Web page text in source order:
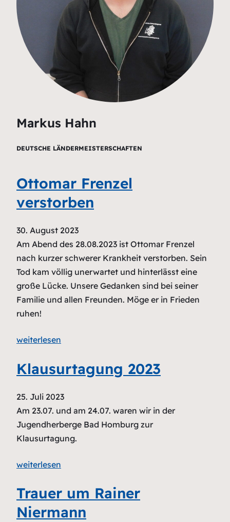
Markus Hahn
DEUTSCHE LÄNDERMEISTERSCHAFTEN
Ottomar Frenzel
verstorben
30. August 2023
Am Abend des 28.08.2023 ist Ottomar Frenzel
nach kurzer schwerer Krankheit verstorben. Sein
Tod kam völlig unerwartet und hinterlässt eine
große Lücke. Unsere Gedanken sind bei seiner
Familie und allen Freunden. Möge er in Frieden
ruhen!
weiterlesen
Klausurtagung 2023
25. Juli 2023
Am 23.07. und am 24.07. waren wir in der
Jugendherberge Bad Homburg zur
Klausurtagung.
weiterlesen
Trauer um Rainer
Niermann